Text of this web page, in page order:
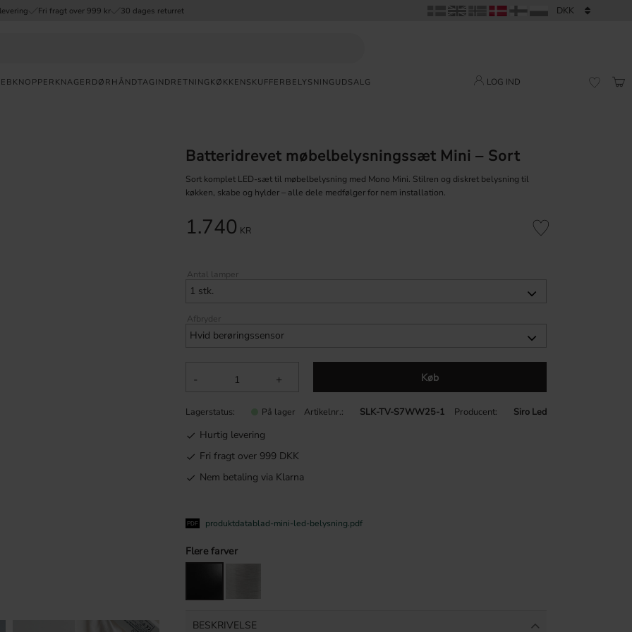
Fri fragt over 999 kr 30 dages returret
KNOPPER KNAGER DØRHÅNDTAG INDRETNING KØKKENSKUFFER BELYSNING UDSALG LOG IND
Batteridrevet møbelbelysningssæt Mini – Sort
Sort komplet LED-sæt til møbelbelysning med Mono Mini. Stilren og diskret belysning til
køkken, skabe og hylder – alle dele medfølger for nem installation.
1.740 KR
Antal lamper
Afbryder
+
- Køb
Gem som favorit
Lagerstatus På lager Artikelnr. SLK-TV-S7WW25-1 Producent Siro Led
Hurtig levering
Fri fragt over 999 DKK
Nem betaling via Klarna
produktdatablad-mini-led-belysning.pdf
Flere farver
BESKRIVELSE
HURTIG
LEVERING
ÅBENT
FRAGT
OVER 999